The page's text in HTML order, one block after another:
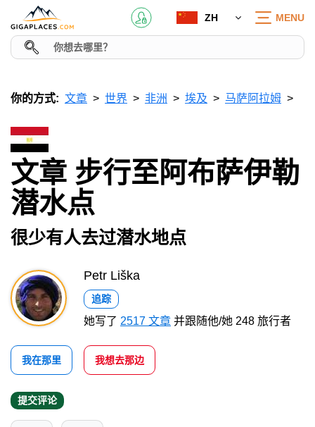
ZH MENU
你的方式: 文章 世界 非洲 埃及 马萨阿拉姆
文章 步行至阿布萨伊勒
潜水点
很少有人去过潜水地点
Petr Liška
追踪
她写了 2517 文章 并跟随他/她 248 旅行者
我在那里 我想去那边
提交评论